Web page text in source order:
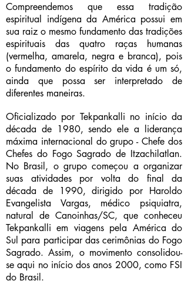
Compreendemos que essa tradição
espiritual indígena da América possui em
sua raiz o mesmo fundamento das tradições
espirituais das quatro raças humanas
(vermelha, amarela, negra e branca), pois
o fundamento do espírito da vida é um só,
ainda que possa ser interpretado de
diferentes maneiras.
Oficializado por Tekpankalli no início da
década de 1980, sendo ele a liderança
máxima internacional do grupo - Chefe dos
Chefes do Fogo Sagrado de Itzachilatlan.
No Brasil, o grupo começou a organizar
suas atividades por volta do final da
década de 1990, dirigido por Haroldo
Evangelista Vargas, médico psiquiatra,
natural de Canoinhas/SC, que conheceu
Tekpankalli em viagens pela América do
Sul para participar das cerimônias do Fogo
Sagrado. Assim, o movimento consolidou-
se aqui no início dos anos 2000, como FSI
do Brasil.